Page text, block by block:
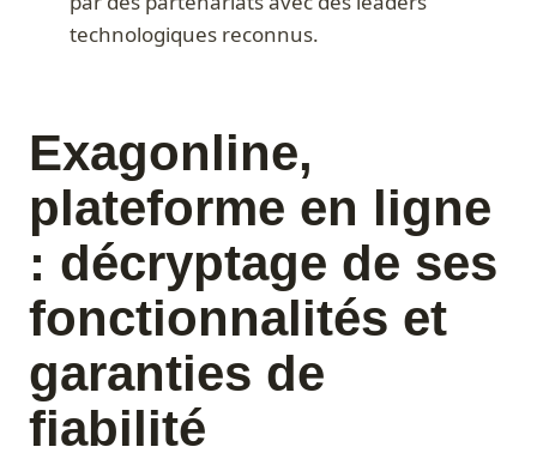
technologiques reconnus.
Exagonline,
plateforme en ligne
: décryptage de ses
fonctionnalités et
garanties de
fiabilité